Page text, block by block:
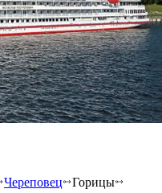
Череповец
Горицы